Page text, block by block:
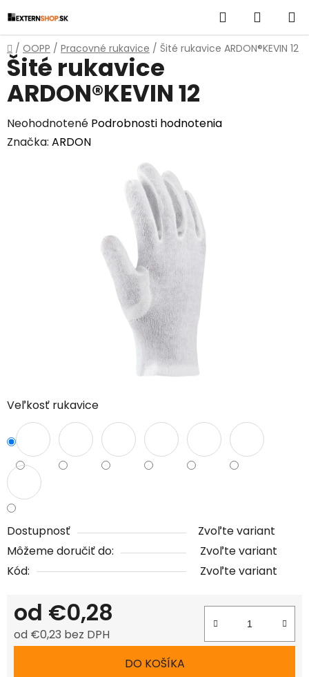
na
obsah
Hľadať
KOŠÍK
Domov
/ OOPP / Pracovné rukavice / Šité rukavice ARDON®KEVIN 12
Veľkosť rukavice
Dostupnosť
Zvoľte variant
Môžeme doručiť do:
Zvoľte variant
Kód:
Zvoľte variant
od €0,28
od €0,23 bez DPH
DO KOŠÍKA
Šité rukavice
ARDON®KEVIN 12
Priemerné
hodnotenie
Neohodnotené Podrobnosti hodnotenia
Značka: ARDON